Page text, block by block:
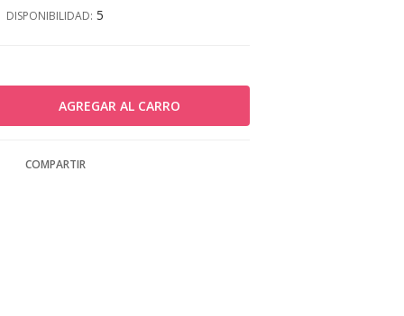
DISPONIBILIDAD: 5
COMPARTIR